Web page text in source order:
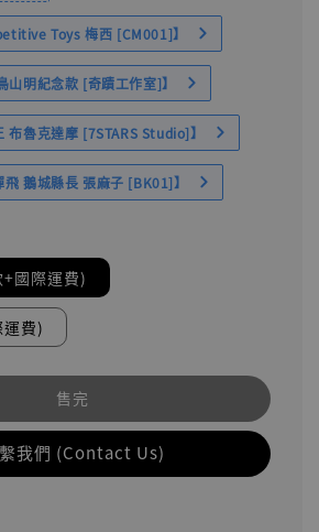
Toys 梅西 [CM001]】
山明紀念款 [奇蹟工作室]】
布魯克達摩 [7STARS Studio]】
鵝城縣長 張麻子 [BK01]】
國際運費)
費)
售完
我們 (Contact Us)